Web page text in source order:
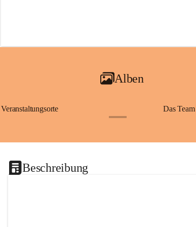
Alben
Veranstaltungsorte Das Team
Beschreibung